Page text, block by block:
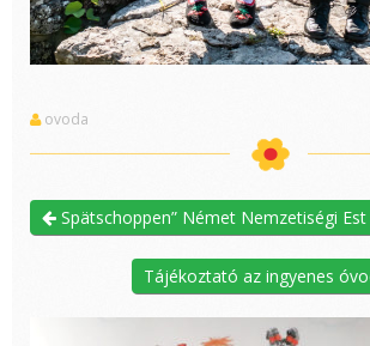
ovoda
Spätschoppen” Német Nemzetiségi Est
Tájékoztató az ingyenes